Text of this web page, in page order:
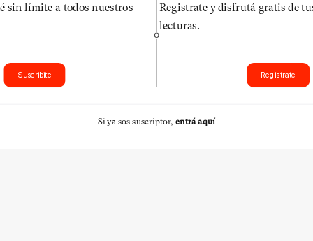
sin límite a todos nuestros
Suscribite
O
Registrate y disfrutá gratis de
lecturas.
Registrate
Si ya sos suscriptor, entrá aquí